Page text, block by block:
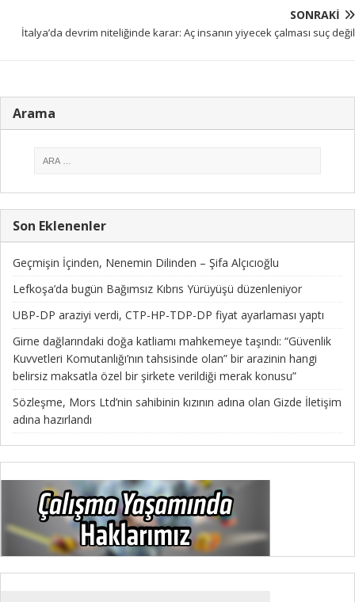
SONRAKI
İtalya’da devrim niteliğinde karar: Aç insanın yiyecek çalması suç değil
Arama
Son Eklenenler
Geçmişin İçinden, Nenemin Dilinden – Şifa Alçıcıoğlu
Lefkoşa’da bugün Bağımsız Kıbrıs Yürüyüşü düzenleniyor
UBP-DP araziyi verdi, CTP-HP-TDP-DP fiyat ayarlaması yaptı
Girne dağlarındaki doğa katliamı mahkemeye taşındı: “Güvenlik
Kuvvetleri Komutanlığı’nın tahsisinde olan” bir arazinin hangi
belirsiz maksatla özel bir şirkete verildiği merak konusu”
Sözleşme, Mors Ltd’nin sahibinin kızının adına olan Gizde İletişim
adına hazırlandı